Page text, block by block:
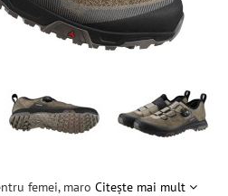
femei, maro Citește mai mult